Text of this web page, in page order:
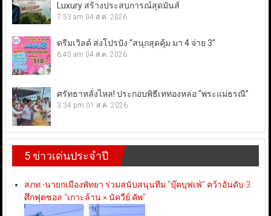
Luxury สร้างประสบการณ์สุดมันส์
7:53 am 04 ส.ค. 2026
ดรีมเวิลด์ ส่งโปรปัง “สนุกสุดคุ้ม มา 4 จ่าย 3”
6:40 am 04 ส.ค. 2026
ศรัทธาหลั่งไหล! ประกอบพิธีเททองหล่อ “พระแม่ธรณี”
3:34 pm 01 ส.ค. 2026
5 ข่าวเด่นประจำปี
สภท.-นายกเมืองพัทยา ร่วมสนับสนุนทีม “บุ๊คบุฟเฟ่” คว้าอันดับ 3
ศึกฟุตซอล “เกาะล้าน × นัควีย์ คัพ”